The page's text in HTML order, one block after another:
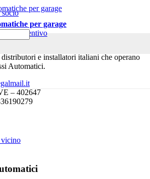
un preventivo
per garage
e installatori italiani che operano
Automatici.
– 402647
vicino